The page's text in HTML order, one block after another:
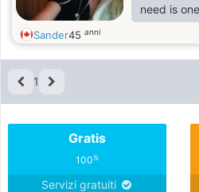
need is
Sander45 anni
1
Gratis
100%
Servizi gratuiti